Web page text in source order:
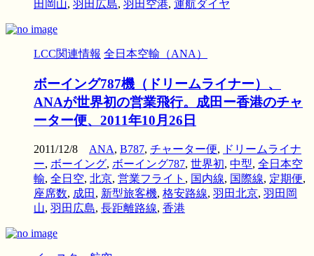
田岡山, 羽田広島, 羽田空港, 運航ダイヤ
LCC関連情報 全日本空輸（ANA）
ボーイング787機（ドリームライナー）、
ANAが世界初の営業飛行。成田ー香港のチャ
ーター便、2011年10月26日
2011/12/8 ANA, B787, チャーター便, ドリームライナ
ー, ボーイング, ボーイング787, 世界初, 中型, 全日本空
輸, 全日空, 北京, 営業フライト , 国内線, 国際線, 定期便,
座席数, 成田 , 新型旅客機, 格安路線, 羽田北京, 羽田岡
山, 羽田広島, 長距離路線, 香港